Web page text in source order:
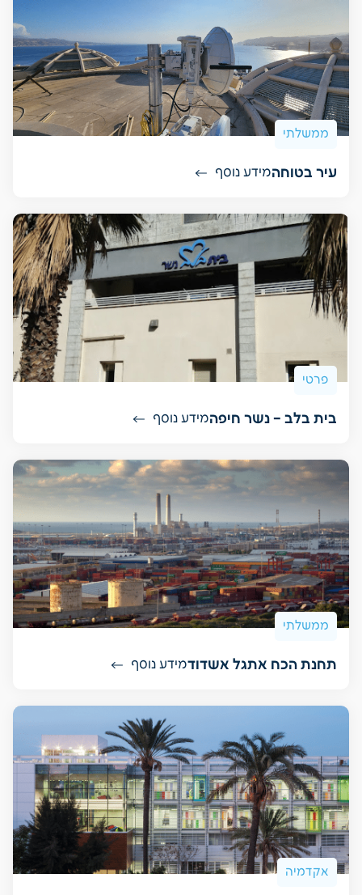
ממשלתי
עיר בטוחהמידע נוסף
פרטי
בית בלב – נשר חיפהמידע נוסף
ממשלתי
תחנת הכח אתגל אשדודמידע נוסף
אקדמיה